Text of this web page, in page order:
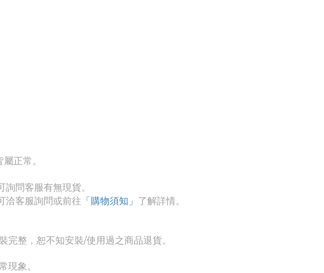
正常。
問客服有無現貨。
洽客服詢問或前往 「購物須知」 了解詳情。
完整，恕不知安裝/使用過之商品退貨。
現象。